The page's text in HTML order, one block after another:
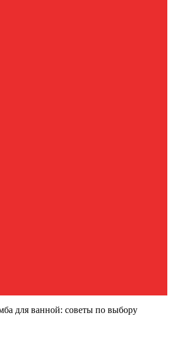
для ванной: советы по выбору